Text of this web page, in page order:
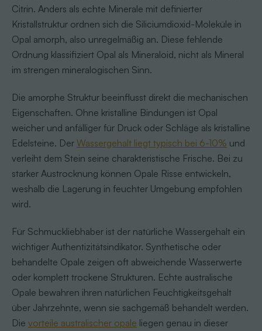
Citrin. Anders als echte Minerale mit definierter
Kristallstruktur ordnen sich die Siliciumdioxid-Moleküle in
Opal amorph, also unregelmäßig an. Diese fehlende
Ordnung klassifiziert Opal als Mineraloid, nicht als Mineral
im strengen mineralogischen Sinn.
Die amorphe Struktur beeinflusst direkt die mechanischen
Eigenschaften. Ohne kristalline Bindungen ist Opal
weicher und anfälliger für Druck oder Schläge als kristalline
Edelsteine. Der Wassergehalt liegt typisch bei 6-10% und
verleiht dem Stein seine charakteristische Frische. Bei zu
starker Austrocknung können Opale Risse entwickeln,
weshalb die Lagerung in feuchter Umgebung empfohlen
wird.
Für Schmuckliebhaber ist der natürliche Wassergehalt ein
wichtiger Authentizitätsindikator. Synthetische oder
behandelte Opale zeigen oft abweichende Wasserwerte
oder komplett trockene Strukturen. Echte australische
Opale bewahren ihren natürlichen Feuchtigkeitsgehalt
über Jahrzehnte, wenn sie sachgemäß behandelt werden.
Die vorteile australischer opale liegen genau in dieser